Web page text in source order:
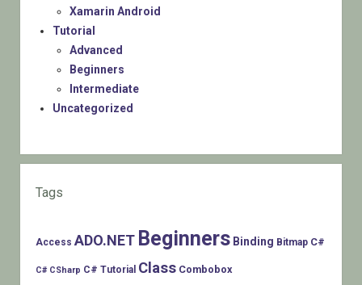
Xamarin Android
Tutorial
Advanced
Beginners
Intermediate
Uncategorized
Tags
Access ADO.NET Beginners Binding Bitmap C#
C# CSharp C# Tutorial Class Combobox